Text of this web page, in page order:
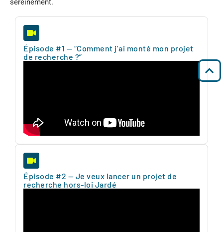
Épisode #1 — “Comment j’ai monté mon projet
de recherche ?”
Épisode #2 — Je veux lancer un projet de
recherche hors-loi Jardé